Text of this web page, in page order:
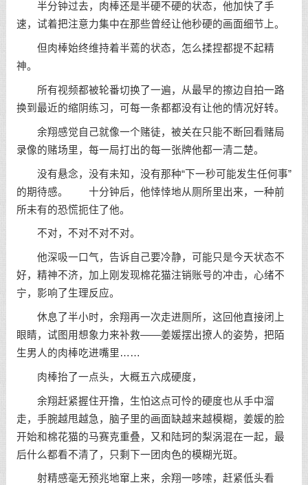
半分钟过去，肉棒还是半硬不硬的状态，他加快了手
速，试着把注意力集中在那些曾经让他秒硬的画面细节上。
但肉棒始终维持着半蔫的状态，怎么揉捏都提不起精
神。
所有视频都被轮番切换了一遍，从最早的擦边自拍一路
换到最近的缩阴练习，可每一条都都没有让他的情况好转。
余翔感觉自己就像一个赌徒，被关在只能不断回看赌局
录像的赌场里，每一局打出的每一张牌他都一清二楚。
没有悬念，没有未知，没有那种“下一秒可能发生任何事”
的期待感。 十分钟后，他悻悻地从厕所里出来，一种前
所未有的恐慌扼住了他。
不对，不对不对不对。
他深吸一口气，告诉自己要冷静，可能只是今天状态不
好，精神不济，加上刚发现棉花猫注销账号的冲击，心绪不
宁，影响了生理反应。
休息了半小时，余翔再一次走进厕所，这回他直接闭上
眼睛，试图用想象力来补救——姜媛摆出撩人的姿势，把陌
生男人的肉棒吃进嘴里……
肉棒抬了一点头，大概五六成硬度，
余翔赶紧握住开撸，生怕这点可怜的硬度也从手中溜
走，手腕越甩越急，脑子里的画面缺越来越模糊，姜媛的脸
开始和棉花猫的马赛克重叠，又和陆珂的梨涡混在一起，最
后什么都看不清了，只剩下一团肉色的模糊光斑。
射精感毫无预兆地窜上来，余翔一哆嗦，赶紧低头看